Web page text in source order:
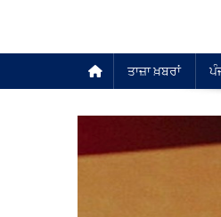
ਤਾਜ਼ਾ ਖ਼ਬਰਾਂ